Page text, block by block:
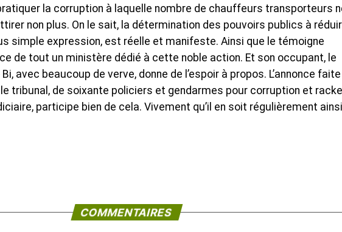
la corruption à laquelle nombre de chauffeurs transporteurs
non plus. On le sait, la détermination des pouvoirs publics à
simple expression, est réelle et manifeste. Ainsi que le témoigne
de tout un ministère dédié à cette noble action. Et son occupant, le
avec beaucoup de verve, donne de l’espoir à propos. L’annonce
tribunal, de soixante policiers et gendarmes pour corruption et
participe bien de cela. Vivement qu’il en soit régulièrement
COMMENTAIRES